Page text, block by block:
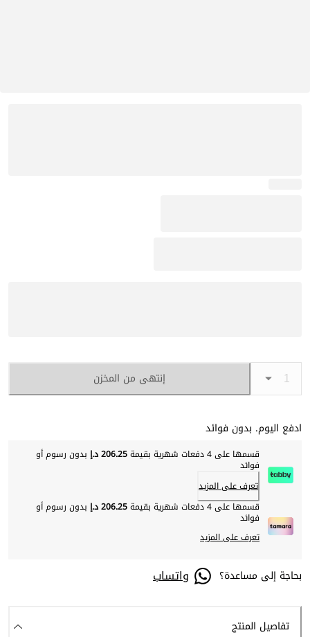
إنتهى من المخزن
ادفع اليوم. بدون فوائد
قسمها على 4 دفعات شهرية بقيمة 206.25 د.إ بدون رسوم أو
فوائد
تعرف على المزيد
قسمها على 4 دفعات شهرية بقيمة
206.25 د.إ بدون رسوم أو
فوائد
تعرف على المزيد
بحاجة إلى مساعدة؟ واتساب
تفاصيل المنتج